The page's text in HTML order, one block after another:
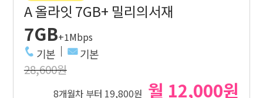
A 올라잇 7GB+ 밀리의서재
7GB+1Mbps
기본 기본
28,600원
8개월차 부터 19,800원 월 12,000원